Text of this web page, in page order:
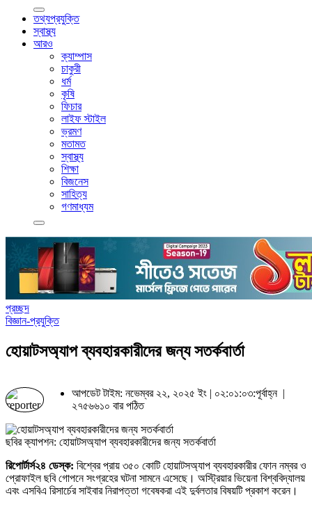
তথ্যপ্রযুক্তি
স্বাস্থ্য
আরও
ক্যাম্পাস
চাকুরী
ধর্ম
কৃষি
ফিচার
লাইফ স্টাইল
ভ্রমণ
মতামত
স্বাস্থ্য
শিক্ষা
বিজনেস
সাহিত্য
গণমাধ্যম
প্রচ্ছদ
বিজ্ঞান-প্রযুক্তি
হোয়াটসঅ্যাপ ব্যবহারকারীদের জন্য সতর্কবার্তা
আপডেট টাইম: নভেম্বর ২২, ২০২৫ ইং | ০২:০১:০৩:পূর্বাহ্ন |
২৭৫৬৬১০ বার পঠিত
ছবির ক্যাপশন: হোয়াটসঅ্যাপ ব্যবহারকারীদের জন্য সতর্কবার্তা
রিপোর্টার্স২৪ ডেস্ক: বিশ্বের প্রায় ৩৫০ কোটি হোয়াটসঅ্যাপ ব্যবহারকারীর ফোন নম্বর ও
প্রোফাইল ছবি গোপনে সংগ্রহের ঘটনা সামনে এসেছে। অস্ট্রিয়ার ভিয়েনা বিশ্ববিদ্যালয়
এবং এসবিএ রিসার্চের সাইবার নিরাপত্তা গবেষকরা এই দুর্বলতার বিষয়টি প্রকাশ করেন।